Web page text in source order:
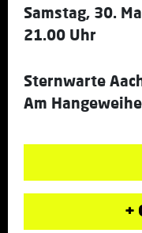
Samstag, 30.
21.00 Uhr
Sternwarte
Am
+